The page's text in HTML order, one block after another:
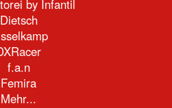
by Infantil
Dietsch
f.a.n
Femira
Mehr...